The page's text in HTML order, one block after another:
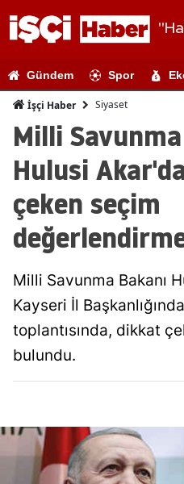
Gündem Spor
İşçi Haber Siyaset
Milli
Hulusi
çeken seçim
Milli Savunma Bakanı
Kayseri İl
toplantısında, dikkat
bulundu.